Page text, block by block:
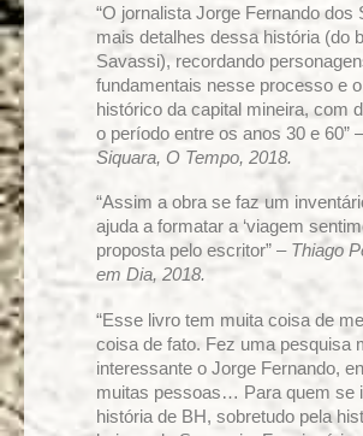
“O jornalista Jorge Fernando dos
mais detalhes dessa história (do
Savassi), recordando
fundamentais nesse processo e
histórico da capital mineira, com
o período entre os anos 30 e 60”
Siquara, O Tempo, 2018.
“Assim a obra se faz um
ajuda a formatar a ‘viagem
proposta pelo escritor” – Thiago
em Dia, 2018.
“Esse livro tem muita coisa de
coisa de fato. Fez uma pesquisa
interessante o Jorge Fernando,
muitas pessoas… Para quem se
história de BH, sobretudo pela